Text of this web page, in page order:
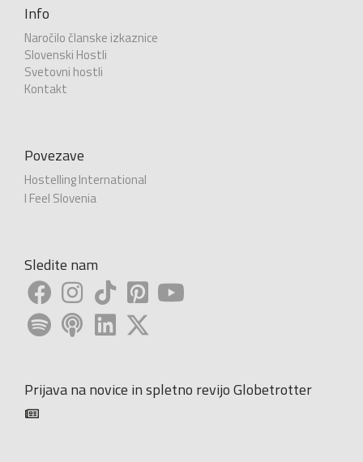
Info
Naročilo članske izkaznice
Slovenski Hostli
Svetovni hostli
Kontakt
Povezave
Hostelling International
I Feel Slovenia
Sledite nam
Prijava na novice in spletno revijo Globetrotter